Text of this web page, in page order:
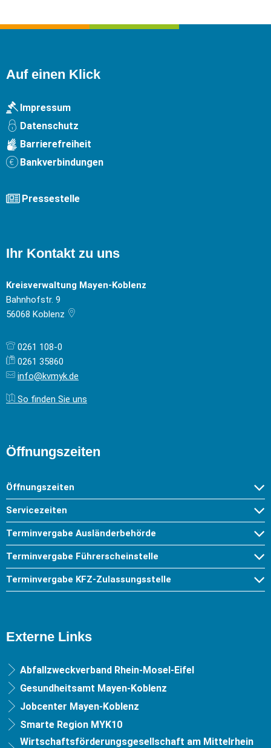
Auf einen Klick
Impressum
Datenschutz
Barrierefreiheit
Bankverbindungen
Pressestelle
Ihr Kontakt zu uns
Kreisverwaltung Mayen-Koblenz
Bahnhofstr. 9
56068 Koblenz
0261 108-0
0261 35860
info@kvmyk.de
So finden Sie uns
Öffnungszeiten
Öffnungszeiten
Servicezeiten
Terminvergabe Ausländerbehörde
Terminvergabe Führerscheinstelle
Terminvergabe KFZ-Zulassungsstelle
Externe Links
Abfallzweckverband Rhein-Mosel-Eifel
Gesundheitsamt Mayen-Koblenz
Jobcenter Mayen-Koblenz
Smarte Region MYK10
Wirtschaftsförderungsgesellschaft am Mittelrhein